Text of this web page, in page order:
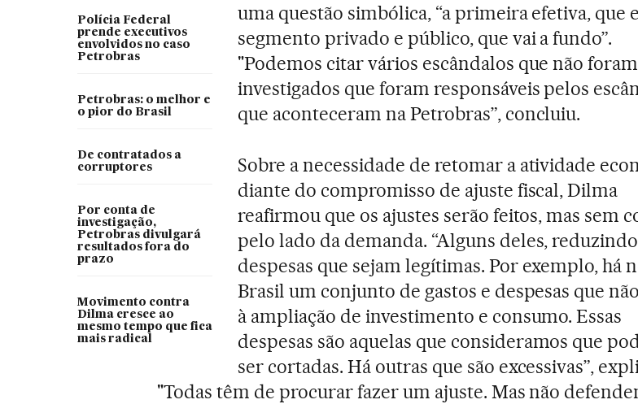
Polícia Federal
prende executivos
envolvidos no caso
Petrobras
Petrobras: o melhor e
o pior do Brasil
De contratados a
corruptores
Por conta de
investigação,
Petrobras divulgará
resultados fora do
prazo
Movimento contra
Dilma cresce ao
mesmo tempo que fica
mais radical
uma questão simbólica, “a primeira efetiva, que
segmento privado e público, que vai a fundo”.
"Podemos citar vários escândalos que não foram
investigados que foram responsáveis pelos
que aconteceram na Petrobras”, concluiu.
Sobre a necessidade de retomar a atividade
diante do compromisso de ajuste fiscal, Dilma
reafirmou que os ajustes serão feitos, mas sem
pelo lado da demanda. “Alguns deles, reduzindo
despesas que sejam legítimas. Por exemplo, há
Brasil um conjunto de gastos e despesas que
à ampliação de investimento e consumo. Essas
despesas são aquelas que consideramos que
ser cortadas. Há outras que são excessivas”,
"Todas têm de procurar fazer um ajuste. Mas não